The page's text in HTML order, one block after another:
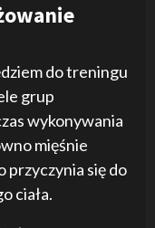
do treningu
grup
wykonywania
mięśnie
przyczynia się do
ciała.